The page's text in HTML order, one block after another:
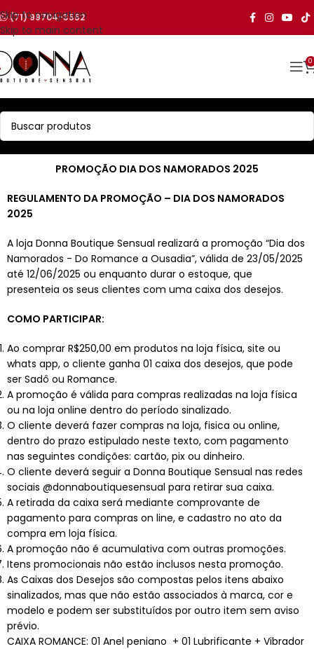
Skip to navigation
Skip to main content
(71) 99704-3552
0
PROMOÇÃO DIA DOS NAMORADOS 2025
REGULAMENTO DA PROMOÇÃO – DIA DOS NAMORADOS
2025
A loja Donna Boutique Sensual realizará a promoção “Dia dos
Namorados - Do Romance a Ousadia”, válida de 23/05/2025
até 12/06/2025 ou enquanto durar o estoque, que
presenteia os seus clientes com uma caixa dos desejos.
COMO PARTICIPAR:
Ao comprar R$250,00 em produtos na loja física, site ou
whats app, o cliente ganha 01 caixa dos desejos, que pode
ser Sadô ou Romance.
A promoção é válida para compras realizadas na loja física
ou na loja online dentro do período sinalizado.
O cliente deverá fazer compras na loja, fisica ou online,
dentro do prazo estipulado neste texto, com pagamento
nas seguintes condições: cartão, pix ou dinheiro.
O cliente deverá seguir a Donna Boutique Sensual nas redes
sociais @donnaboutiquesensual para retirar sua caixa.
A retirada da caixa será mediante comprovante de
pagamento para compras on line, e cadastro no ato da
compra em loja física.
A promoção não é acumulativa com outras promoções.
Itens promocionais não estão inclusos nesta promoção.
As Caixas dos Desejos são compostas pelos itens abaixo
sinalizados, mas que não estão associados à marca, cor e
modelo e podem ser substituídos por outro item sem aviso
prévio.
CAIXA ROMANCE: 01 Anel peniano + 01 Lubrificante + Vibrador